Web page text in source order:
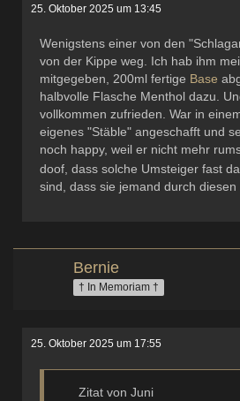
25. Oktober 2025 um 13:45
Wenigstens einer von den
von der Kippe weg. Ich hab ihm
mitgegeben, 200ml fertige Base
halbvolle Flasche Menthol dazu.
vollkommen zufrieden. War in
eigenes "Stäble" angeschafft und
noch happy, weil er nicht mehr
doof, dass solche Umsteiger fast
sind, dass sie jemand durch diesen
Bernie
† In Memoriam †
25. Oktober 2025 um 17:55
Zitat von Juni